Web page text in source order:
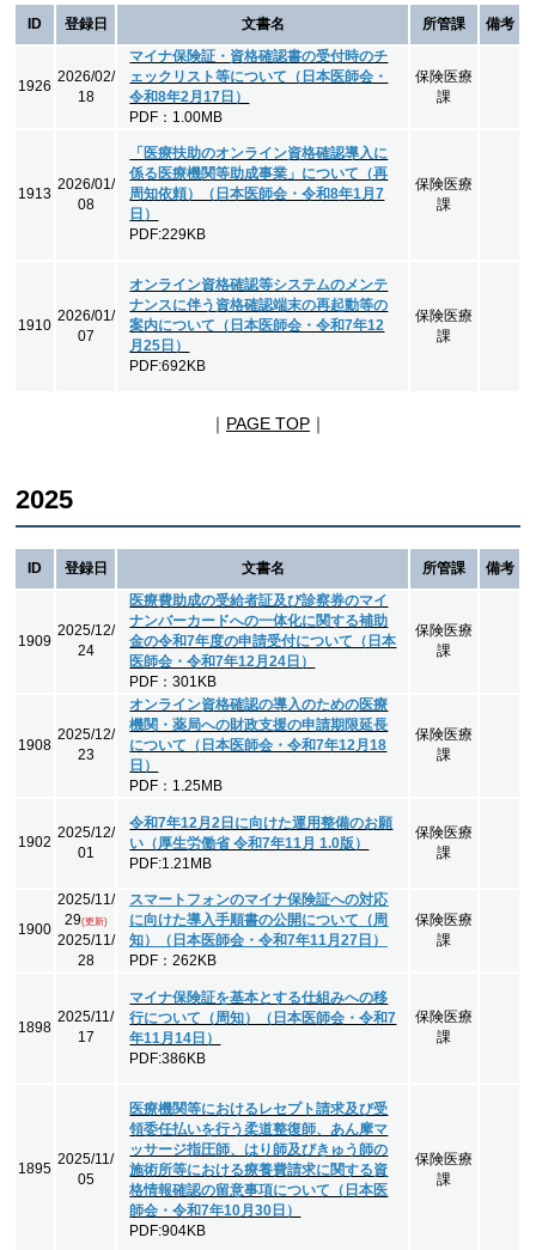
ID 登録日 文書名 所管課 備考
1926
2026/02/
18
マイナ保険証・資格確認書の受付時のチ
ェックリスト等について（日本医師会・
令和8年2月17日）
PDF：1.00MB
保険医療
課
1913
2026/01/
08
「医療扶助のオンライン資格確認導入に
係る医療機関等助成事業」について（再
周知依頼）（日本医師会・令和8年1月7
日 ）
PDF:229KB
保険医療
課
1910
2026/01/
07
オンライン資格確認等システムのメンテ
ナンスに伴う資格確認端末の再起動等の
案内について（日本医師会・令和7年12
月25日）
PDF:692KB
保険医療
課
｜ PAGE TOP｜
2025
ID 登録日 文書名 所管課 備考
1909
2025/12/
24
医療費助成の受給者証及び診察券のマイ
ナンバーカードへの一体化に関する補助
金の令和7年度の申請受付について（日本
医師会・令和7年12月24日）
PDF：301KB
保険医療
課
1908
2025/12/
23
オンライン資格確認の導入のための医療
機関・薬局への財政支援の申請期限延長
について（日本医師会・令和7年12月18
日）
PDF：1.25MB
保険医療
課
1902
2025/12/
01
令和7年12月2日に向けた運用整備のお願
い（厚生労働省 令和7年11月 1.0版）
PDF:1.21MB
保険医療
課
1900
2025/11/
29(更新)
2025/11/
28
スマートフォンのマイナ保険証への対応
に向けた導入手順書の公開について（周
知）（日本医師会・令和7年11月27日）
PDF：262KB
保険医療
課
1898
2025/11/
17
マイナ保険証を基本とする仕組みへの移
行について（周知）（日本医師会・令和7
年11月14日）
PDF:386KB
保険医療
課
1895
2025/11/
05
医療機関等におけるレセプト請求及び受
領委任払いを行う柔道整復師、あん摩マ
ッサージ指圧師、はり師及びきゅう師の
施術所等における療養費請求に関する資
格情報確認の留意事項について（日本医
師会・令和7年10月30日）
PDF:904KB
保険医療
課